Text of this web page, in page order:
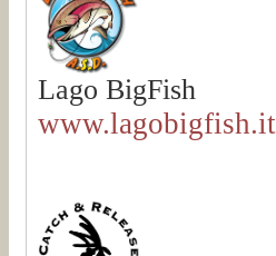
Lago BigFish
www.lagobigfish.it